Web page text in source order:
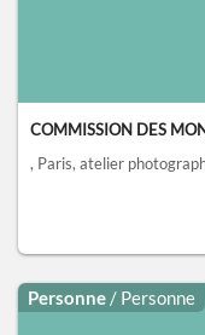
COMMISSION DES
, Paris, atelier
Personne / Personne